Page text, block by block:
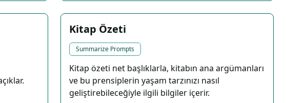
Kitap Özeti
Summarize Prompts
Kitap özeti net başlıklarla, kitabın ana argümanları
ve bu prensiplerin yaşam tarzınızı nasıl
geliştirebileceğiyle ilgili bilgiler içerir.